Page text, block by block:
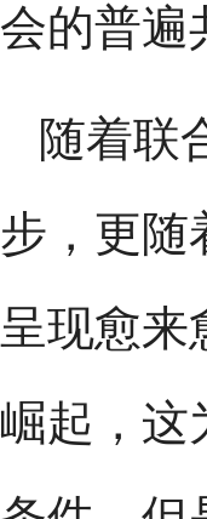
会的普遍
随着联
步，更随
呈现愈来
崛起，这